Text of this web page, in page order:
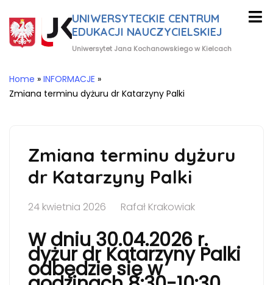
UNIWERSYTECKIE CENTRUM
EDUKACJI NAUCZYCIELSKIEJ
Uniwersytet Jana Kochanowskiego w Kielcach
Home » INFORMACJE »
Zmiana terminu dyżuru dr Katarzyny Palki
Zmiana terminu dyżuru
dr Katarzyny Palki
24 kwietnia 2026 Rafał Krakowiak
W dniu 30.04.2026 r.
dyżur dr Katarzyny Palki
odbędzie się w